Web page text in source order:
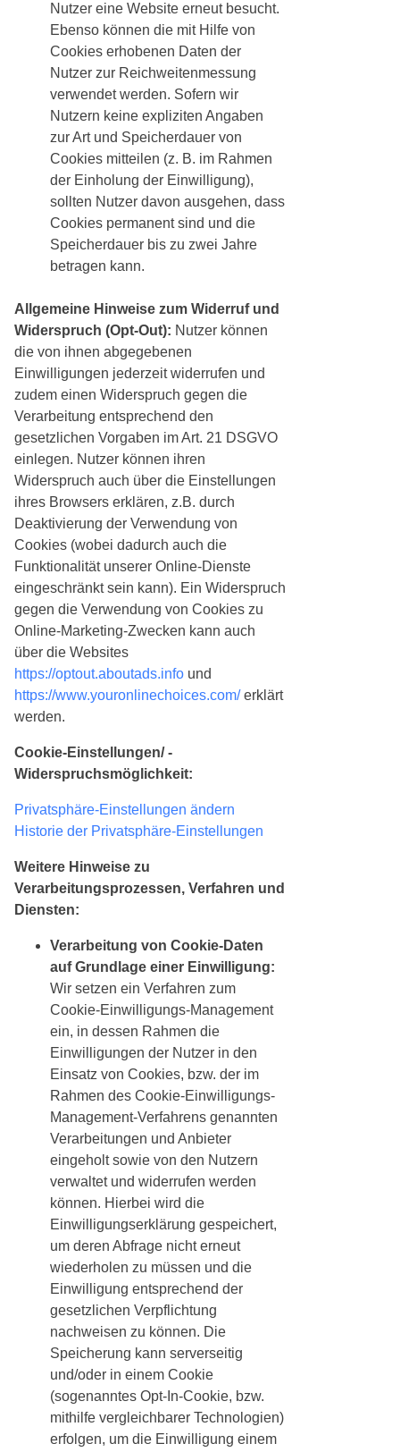
Nutzer eine Website erneut besucht.
Ebenso können die mit Hilfe von
Cookies erhobenen Daten der
Nutzer zur Reichweitenmessung
verwendet werden. Sofern wir
Nutzern keine expliziten Angaben
zur Art und Speicherdauer von
Cookies mitteilen (z. B. im Rahmen
der Einholung der Einwilligung),
sollten Nutzer davon ausgehen, dass
Cookies permanent sind und die
Speicherdauer bis zu zwei Jahre
betragen kann.
Allgemeine Hinweise zum Widerruf und
Widerspruch (Opt-Out): Nutzer können
die von ihnen abgegebenen
Einwilligungen jederzeit widerrufen und
zudem einen Widerspruch gegen die
Verarbeitung entsprechend den
gesetzlichen Vorgaben im Art. 21 DSGVO
einlegen. Nutzer können ihren
Widerspruch auch über die Einstellungen
ihres Browsers erklären, z.B. durch
Deaktivierung der Verwendung von
Cookies (wobei dadurch auch die
Funktionalität unserer Online-Dienste
eingeschränkt sein kann). Ein Widerspruch
gegen die Verwendung von Cookies zu
Online-Marketing-Zwecken kann auch
über die Websites
https://optout.aboutads.info und
https://www.youronlinechoices.com/erklärt
werden.
Cookie-Einstellungen/ -
Widerspruchsmöglichkeit:
Privatsphäre-Einstellungen ändern
Historie der Privatsphäre-Einstellungen
Weitere Hinweise zu
Verarbeitungsprozessen, Verfahren und
Diensten:
Verarbeitung von Cookie-Daten
auf Grundlage einer Einwilligung:
Wir setzen ein Verfahren zum
Cookie-Einwilligungs-Management
ein, in dessen Rahmen die
Einwilligungen der Nutzer in den
Einsatz von Cookies, bzw. der im
Rahmen des Cookie-Einwilligungs-
Management-Verfahrens genannten
Verarbeitungen und Anbieter
eingeholt sowie von den Nutzern
verwaltet und widerrufen werden
können. Hierbei wird die
Einwilligungserklärung gespeichert,
um deren Abfrage nicht erneut
wiederholen zu müssen und die
Einwilligung entsprechend der
gesetzlichen Verpflichtung
nachweisen zu können. Die
Speicherung kann serverseitig
und/oder in einem Cookie
(sogenanntes Opt-In-Cookie, bzw.
mithilfe vergleichbarer Technologien)
erfolgen, um die Einwilligung einem